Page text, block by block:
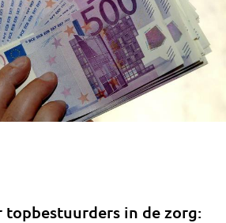
topbestuurders in de zorg: